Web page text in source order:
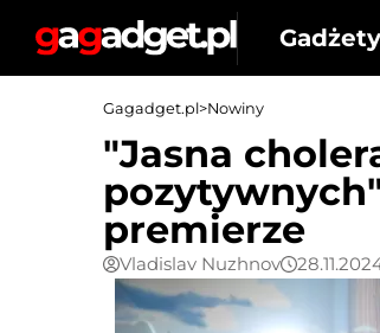
Gadżety
Gagadget.pl>Nowiny
"Jasna
premierze
Vladislav Nuzhnov